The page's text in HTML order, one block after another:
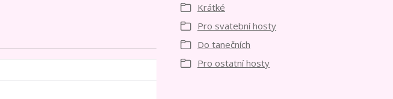
Krátké
Pro svatební hosty
Do tanečních
Pro ostatní hosty